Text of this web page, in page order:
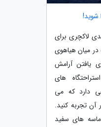
شوید!
لاکچری برای
میان هیاهوی
یافتن آرامش
های
دارد که می
آن تجربه کنید.
های سفید